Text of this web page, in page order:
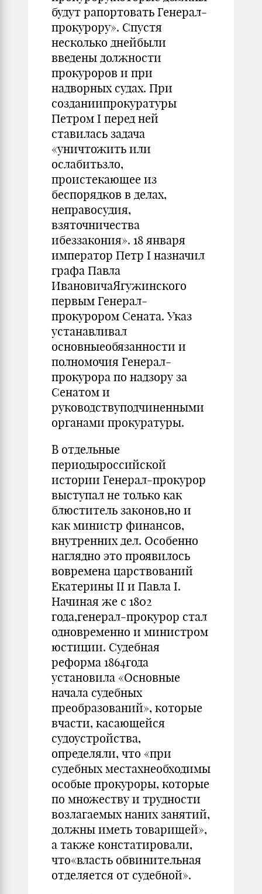
будут рапортовать Генерал-
прокурору». Спустя
несколько днейбыли
введены должности
прокуроров и при
надворных судах. При
созданиипрокуратуры
Петром I перед ней
ставилась задача
«уничтожить или
ослабитьзло,
проистекающее из
беспорядков в делах,
неправосудия,
взяточничества
ибеззакония». 18 января
император Петр I назначил
графа Павла
ИвановичаЯгужинского
первым Генерал-
прокурором Сената. Указ
устанавливал
основныеобязанности и
полномочия Генерал-
прокурора по надзору за
Сенатом и
руководствуподчиненными
органами прокуратуры.
В отдельные
периодыроссийской
истории Генерал-прокурор
выступал не только как
блюститель законов,но и
как министр финансов,
внутренних дел. Особенно
наглядно это проявилось
вовремена царствований
Екатерины II и Павла I.
Начиная же с 1802
года,генерал-прокурор стал
одновременно и министром
юстиции. Судебная
реформа 1864года
установила «Основные
начала судебных
преобразований», которые
вчасти, касающейся
судоустройства,
определяли, что «при
судебных местахнеобходимы
особые прокуроры, которые
по множеству и трудности
возлагаемых наних занятий,
должны иметь товарищей»,
а также констатировали,
что«власть обвинительная
отделяется от судебной».